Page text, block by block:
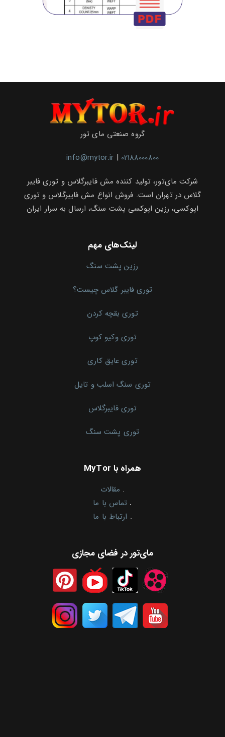
گروه صنعتی مای تور
info@mytor.ir | 02188000800
شرکت مای‌تور، تولید کننده مش فایبرگلاس و توری فایبر
گلاس در تهران است. فروش انواع مش فایبرگلاس و توری
اپوکسی، رزین اپوکسی پشت سنگ، ارسال به سرار ایران
لینک‌های مهم
رزین پشت سنگ
توری فایبر گلاس چیست؟
توری بقچه کردن
توری وکیو کوپ
توری عایق کاری
توری سنگ اسلب و تایل
توری فایبرگلاس
توری پشت سنگ
همراه با MyTor
. مقالات
. تماس با ما
. ارتباط با ما
مای‌تور در فضای مجازی